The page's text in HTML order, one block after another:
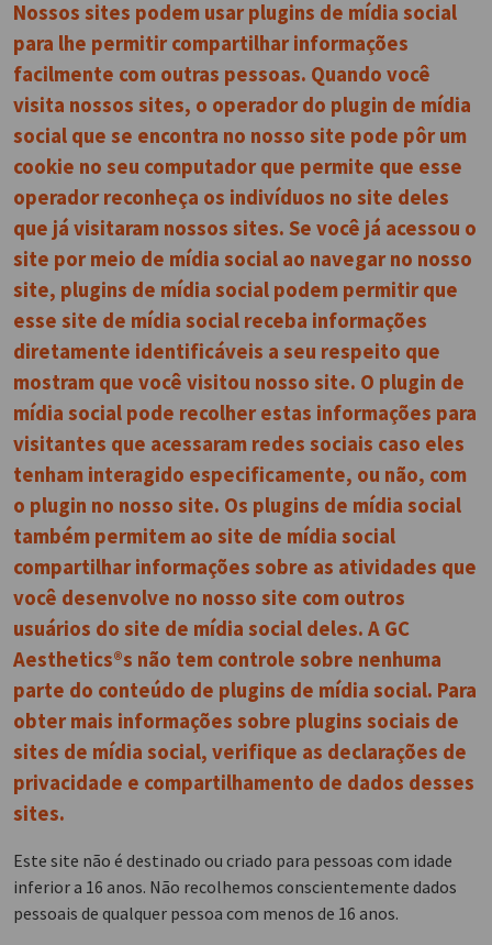
Nossos sites podem usar plugins de mídia social
para lhe permitir compartilhar informações
facilmente com outras pessoas. Quando você
visita nossos sites, o operador do plugin de mídia
social que se encontra no nosso site pode pôr um
cookie no seu computador que permite que esse
operador reconheça os indivíduos no site deles
que já visitaram nossos sites. Se você já acessou o
site por meio de mídia social ao navegar no nosso
site, plugins de mídia social podem permitir que
esse site de mídia social receba informações
diretamente identificáveis a seu respeito que
mostram que você visitou nosso site. O plugin de
mídia social pode recolher estas informações para
visitantes que acessaram redes sociais caso eles
tenham interagido especificamente, ou não, com
o plugin no nosso site. Os plugins de mídia social
também permitem ao site de mídia social
compartilhar informações sobre as atividades que
você desenvolve no nosso site com outros
usuários do site de mídia social deles. A GC
Aesthetics®s não tem controle sobre nenhuma
parte do conteúdo de plugins de mídia social. Para
obter mais informações sobre plugins sociais de
sites de mídia social, verifique as declarações de
privacidade e compartilhamento de dados desses
sites.
Este site não é destinado ou criado para pessoas com idade
inferior a 16 anos. Não recolhemos conscientemente dados
pessoais de qualquer pessoa com menos de 16 anos.